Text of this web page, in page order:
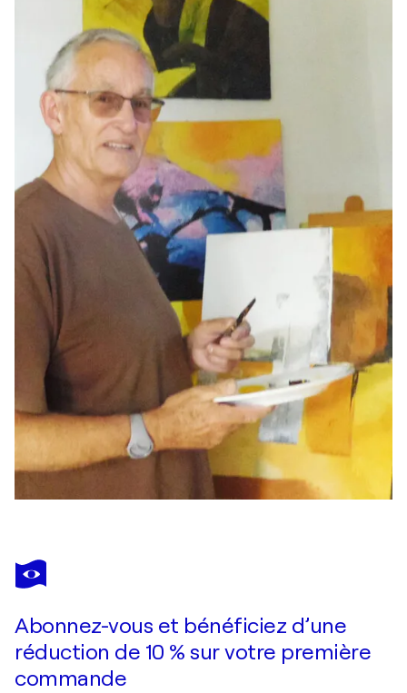
Abonnez-vous et bénéficiez d’une
réduction de 10 % sur votre première
commande